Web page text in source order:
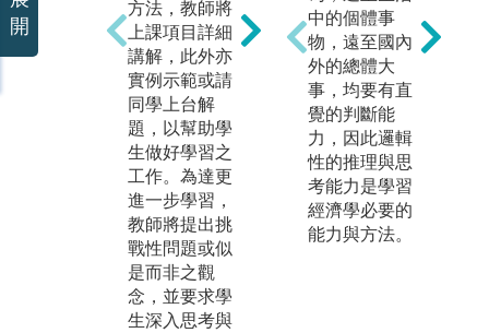
方法，教師將
上課項目詳細
講解，此外亦
實例示範或請
同學上台解
題，以幫助學
生做好學習之
工作。為達更
進一步學習，
教師將提出挑
戰性問題或似
是而非之觀
念，並要求學
生深入思考與
因此如何從中
整理出通則或
寶貴資訊是非
常重要的工
作。經由統計
分析，學生將
學習資料分析
以及推論方法
以達前述目
標。此外迴歸
中的個體事
物，遠至國內
外的總體大
事，均要有直
覺的判斷能
力，因此邏輯
性的推理與思
考能力是學習
經濟學必要的
能力與方法。
開